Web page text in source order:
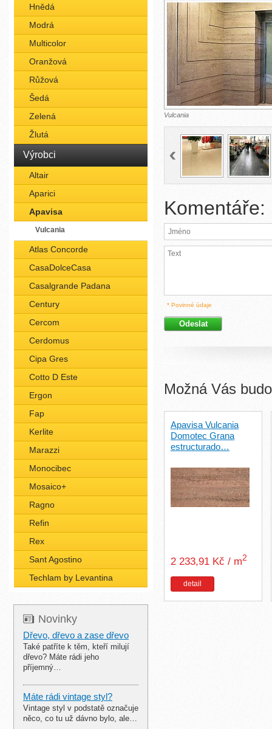
Hnědá
Modrá
Multicolor
Oranžová
Růžová
Šedá
Zelená
Žlutá
Výrobci
Altair
Aparici
Apavisa
Vulcania
Atlas Concorde
CasaDolceCasa
Casalgrande Padana
Century
Cercom
Cerdomus
Cipa Gres
Cotto D Este
Ergon
Fap
Kerlite
Marazzi
Monocibec
Mosaico+
Ragno
Refin
Rex
Sant Agostino
Techlam by Levantina
Novinky
Dřevo, dřevo a zase dřevo
Také patříte k těm, kteří milují
dřevo? Máte rádi jeho
příjemný…
Máte rádi vintage styl?
Vintage styl v podstatě označuje
něco, co tu už dávno bylo, ale…
Vulcania
Komentáře:
* Povinné údaje
Možná Vás
Apavisa Vulcania
Domotec Grana
estructurado…
2 233,91 Kč / m2
detail